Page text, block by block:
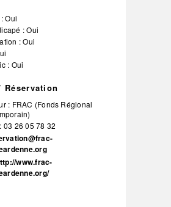
Oui
: Oui
: Oui
: Oui
Réservation
: FRAC (Fonds Régional
03 26 05 78 32
www.frac-